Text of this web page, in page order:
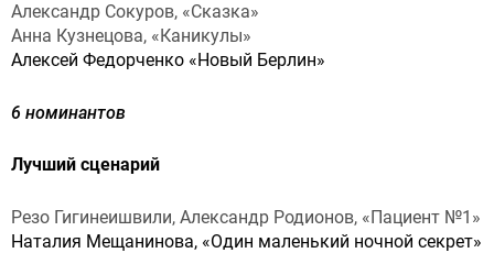
Александр Сокуров, «Сказка»
Анна Кузнецова, «Каникулы»
Алексей Федорченко «Новый Берлин»
6 номинантов
Лучший сценарий
Резо Гигинеишвили, Александр Родионов, «Пациент №1»
Наталия Мещанинова, «Один маленький ночной секрет»